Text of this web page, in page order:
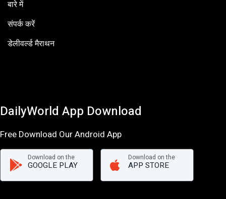
बारे में
संपर्क करें
डेलीवर्ल्ड मैराथन
DailyWorld App Download
Free Download Our Android App
Download on the
GOOGLE PLAY
Download on the
APP STORE